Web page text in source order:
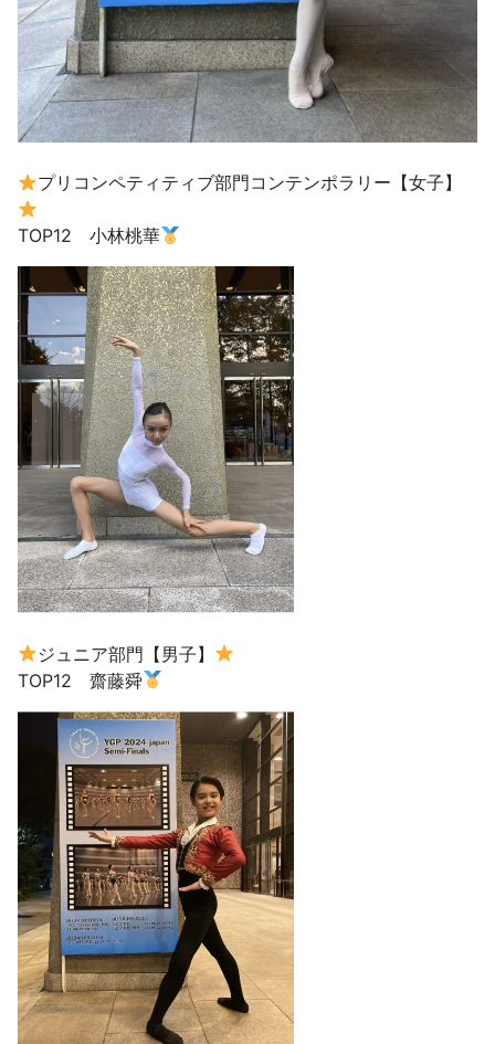
プリコンペティティブ部門コンテンポラリー【女子】
TOP12 小林桃華
ジュニア部門【男子】
TOP12 齋藤舜